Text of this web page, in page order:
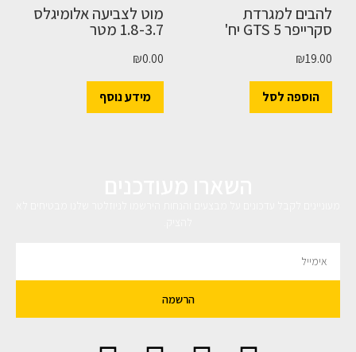
להבים למגרדת
סקרייפר GTS 5 יח'
₪19.00
הוספה לסל
מוט לצביעה אלומיגלס
1.8-3.7 מטר
₪0.00
מידע נוסף
הרשמה